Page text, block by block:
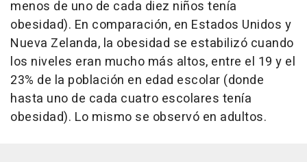
menos de uno de cada diez niños tenía
obesidad). En comparación, en Estados Unidos y
Nueva Zelanda, la obesidad se estabilizó cuando
los niveles eran mucho más altos, entre el 19 y el
23% de la población en edad escolar (donde
hasta uno de cada cuatro escolares tenía
obesidad). Lo mismo se observó en adultos.